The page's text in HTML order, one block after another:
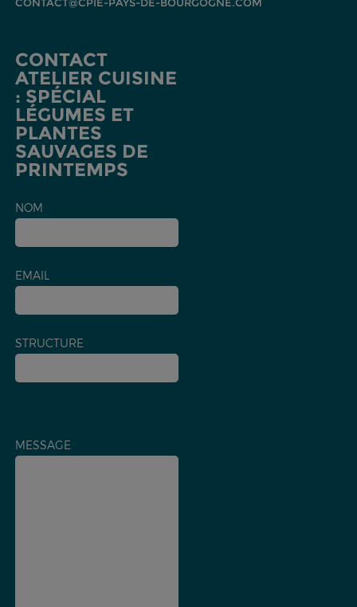
CONTACT
ATELIER CUISINE
: SPÉCIAL
LÉGUMES ET
PLANTES
SAUVAGES DE
PRINTEMPS
NOM
EMAIL
STRUCTURE
MESSAGE